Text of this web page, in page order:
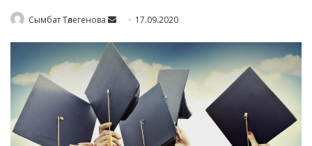
Сымбат Төлегенова
Send
email
17.09.2020